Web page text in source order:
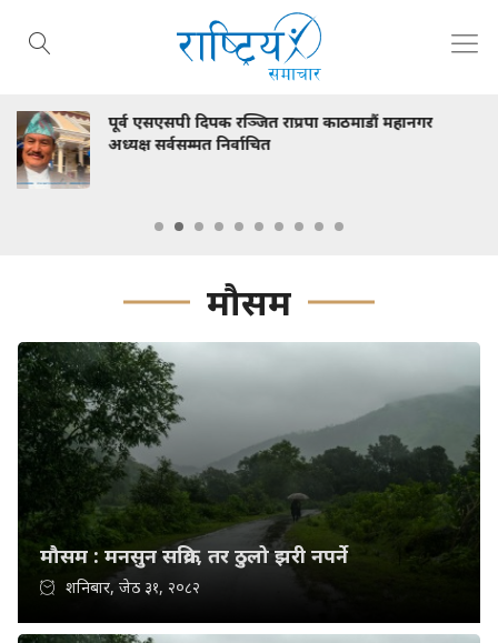
स्वास्थ्य मन्त्री निशा मेहता र ललितपुरका मेयर
भेटवार्ता
मौसम
मौसम : मनसुन सक्रिय, तर ठुलो झरी नपर्ने
शनिबार, जेठ ३१, २०८२